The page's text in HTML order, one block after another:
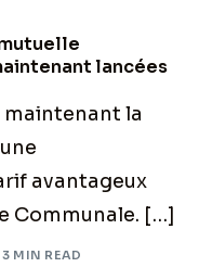
lancées
la
avantageux
Communale. […]
3 MIN READ